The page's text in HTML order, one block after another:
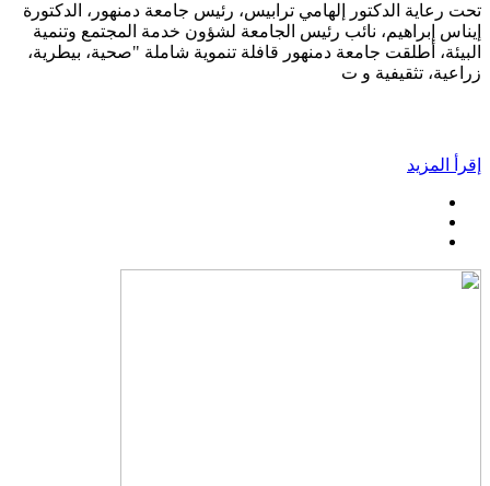
تحت رعاية الدكتور إلهامي ترابيس، رئيس جامعة دمنهور، الدكتورة
إيناس إبراهيم، نائب رئيس الجامعة لشؤون خدمة المجتمع وتنمية
البيئة، أطلقت جامعة دمنهور قافلة تنموية شاملة "صحية، بيطرية،
زراعية، تثقيفية و ت
إقرأ المزيد